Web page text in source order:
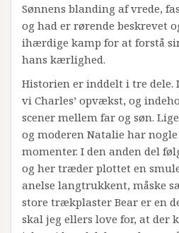
Sønnens blanding af vrede,
og had er rørende beskrevet
ihærdige kamp for at forstå
hans kærlighed.
Historien er inddelt i tre dele.
vi Charles’ opvækst, og
scener mellem far og søn.
og moderen Natalie har
momenter. I den anden del
og her træder plottet en
anelse langtrukkent, måske
store trækplaster Bear er en
skal jeg ellers love for, at der